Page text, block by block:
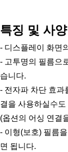
특징 및 사양
- 디스플레이 화면
- 고투명의 필름으
습니다.
- 전자파 차단 효과
결을 사용하실수도
(옵션의 어싱 연결
- 이형(보호) 필름
면 됩니다.